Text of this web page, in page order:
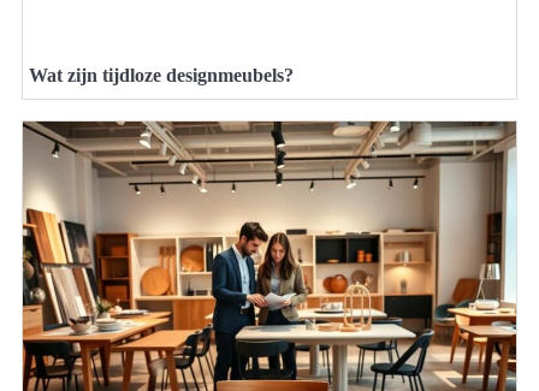
Wat zijn tijdloze designmeubels?